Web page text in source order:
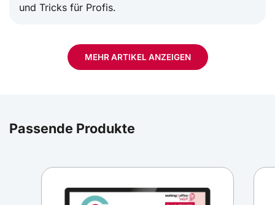
und Tricks für Profis.
MEHR ARTIKEL ANZEIGEN
Damit Ihnen der Ausdruck in einem A3-Format
haben, sind wichtige Einstellungen in PowerPoint
Passende Produkte